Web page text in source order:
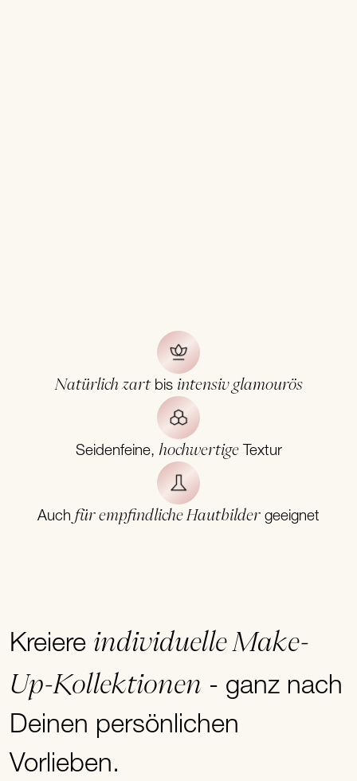
Natürlich zartbis intensiv glamourös
Seidenfeine, hochwertigeTextur
Auch für empfindliche Hautbilder geeignet
Kreiere individuelle Make-
Up-Kollektionen - ganz nach
Deinen persönlichen
Vorlieben.